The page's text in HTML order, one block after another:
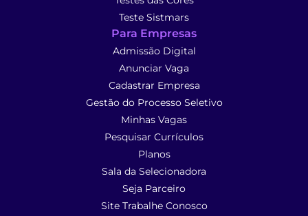
Teste Sistmars
Para Empresas
Admissão Digital
Anunciar Vaga
Cadastrar Empresa
Gestão do Processo Seletivo
Minhas Vagas
Pesquisar Currículos
Planos
Sala da Selecionadora
Seja Parceiro
Site Trabalhe Conosco